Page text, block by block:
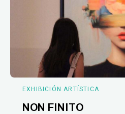
EXHIBICIÓN ARTÍSTICA
NON FINITO